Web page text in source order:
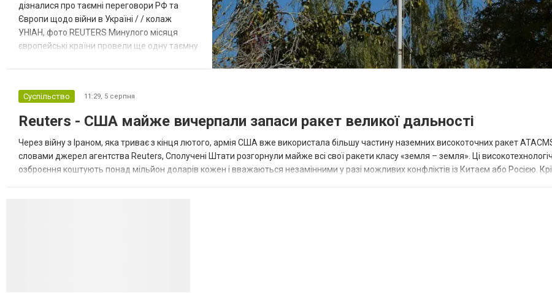
дізналися про таємні переговори РФ та
Європи щодо війни в Україні / / колаж
УНІАН, фото REUTERS Минулого місяця
європейські країни провели ще одну таємну
зі сторони Європи до цих переговорів
долучилися колишні високопосадовці
Великої Британії, Франції, Німеччини та Р...
Суспільство 11:29, 5 серпня
Reuters - США майже вичерпали запаси ракет великої дальності
Через війну з Іраном, яка триває з кінця лютого, армія США вже використала більшу частину наземних високоточних ракет
словами джерел агентства Reuters, Сполучені Штати розгорнули майже всі свої ракети класу «земля – земля». Ці
озброєння коштують понад мільйон доларів кожен і вважаються незамінними у разі можливих конфліктів із Китаєм або Росією.